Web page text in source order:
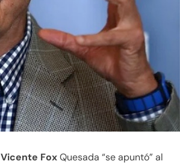
Vicente FoxQuesada “se apuntó” al